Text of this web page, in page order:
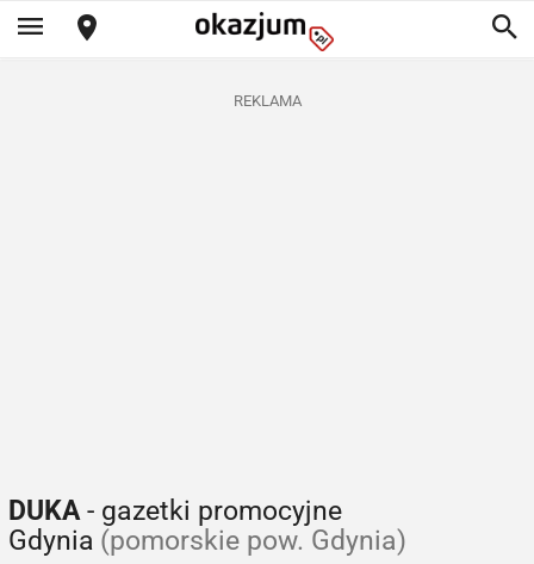
REKLAMA
DUKA- gazetki promocyjne
Gdynia (pomorskie pow. Gdynia)